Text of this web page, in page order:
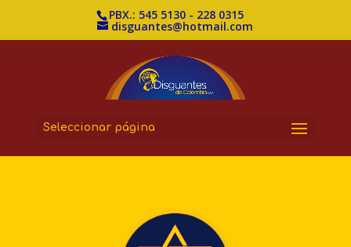
PBX.: 545 5130 - 228 0315
disguantes@hotmail.com
Seleccionar página